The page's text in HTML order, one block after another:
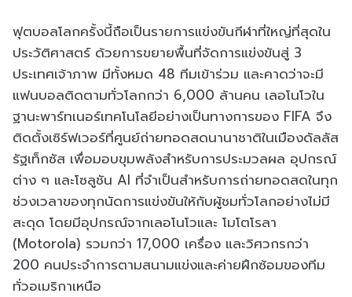
ฟุตบอลโลกครั้งนี้ถือเป็นรายการแข่งขันกีฬาที่ใหญ่ที่สุดใน
ประวัติศาสตร์ ด้วยการขยายพื้นที่จัดการแข่งขันสู่ 3
ประเทศเจ้าภาพ มีทั้งหมด 48 ทีมเข้าร่วม และคาดว่าจะมี
แฟนบอลติดตามทั่วโลกกว่า 6,000 ล้านคน เลอโนโวใน
ฐานะพาร์ทเนอร์เทคโนโลยีอย่างเป็นทางการของ FIFA จึง
ติดตั้งเซิร์ฟเวอร์ที่ศูนย์ถ่ายทอดสดนานาชาติในเมืองดัลลัส
รัฐเท็กซัส เพื่อมอบขุมพลังสำหรับการประมวลผล อุปกรณ์
ต่าง ๆ และโซลูชัน AI ที่จำเป็นสำหรับการถ่ายทอดสดในทุก
ช่วงเวลาของทุกนัดการแข่งขันให้กับผู้ชมทั่วโลกอย่างไม่มี
สะดุด โดยมีอุปกรณ์จากเลอโนโวและ โมโตโรลา
(Motorola) รวมกว่า 17,000 เครื่อง และวิศวกรกว่า
200 คนประจำการตามสนามแข่งและค่ายฝึกซ้อมของทีม
ทั่วอเมริกาเหนือ